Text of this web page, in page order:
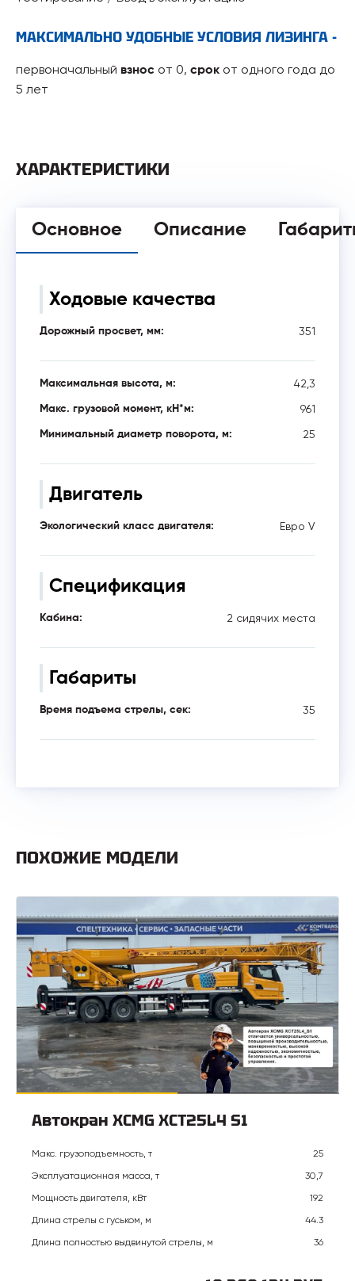
МАКСИМАЛЬНО УДОБНЫЕ УСЛОВИЯ ЛИЗИНГА -
первоначальный взнос от 0, срок от одного года до
5 лет
ХАРАКТЕРИСТИКИ
Основное Описание
Ходовые качества
Дорожный просвет, мм: 351
Максимальная высота, м: 42,3
Макс. грузовой момент, кН*м: 961
Минимальный диаметр поворота, м: 25
Двигатель
Экологический класс двигателя: Евро V
Спецификация
Кабина: 2 сидячих места
Габариты
Время подъема стрелы, сек: 35
ПОХОЖИЕ МОДЕЛИ
Автокран XCMG XCT25L4 S1
Макс. грузоподъемность, т
25
Эксплуатационная масса, т
30,7
Мощность двигателя, кВт
192
Длина стрелы с гуськом, м
44.3
Длина полностью выдвинутой стрелы, м
36